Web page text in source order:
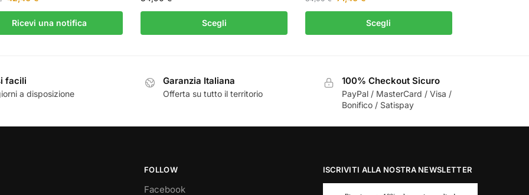
Ricevi una notifica Scegli Scegli
facili
a disposizione
Garanzia Italiana
Offerta su tutto il territorio
100% Checkout Sicuro
PayPal / MasterCard / Visa /
Bonifico / Satispay
FOLLOW
Facebook
ISCRIVITI ALLA NOSTRA NEWSLETTER